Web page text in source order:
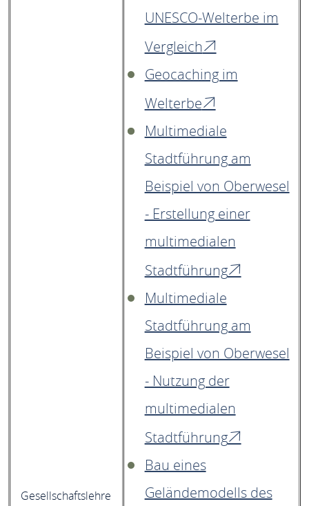
Gesellschaftslehre
UNESCO-Welterbe im
Vergleich
Geocaching im
Welterbe
Multimediale
Stadtführung am
Beispiel von Oberwesel
- Erstellung einer
multimedialen
Stadtführung
Multimediale
Stadtführung am
Beispiel von Oberwesel
- Nutzung der
multimedialen
Stadtführung
Bau eines
Geländemodells des